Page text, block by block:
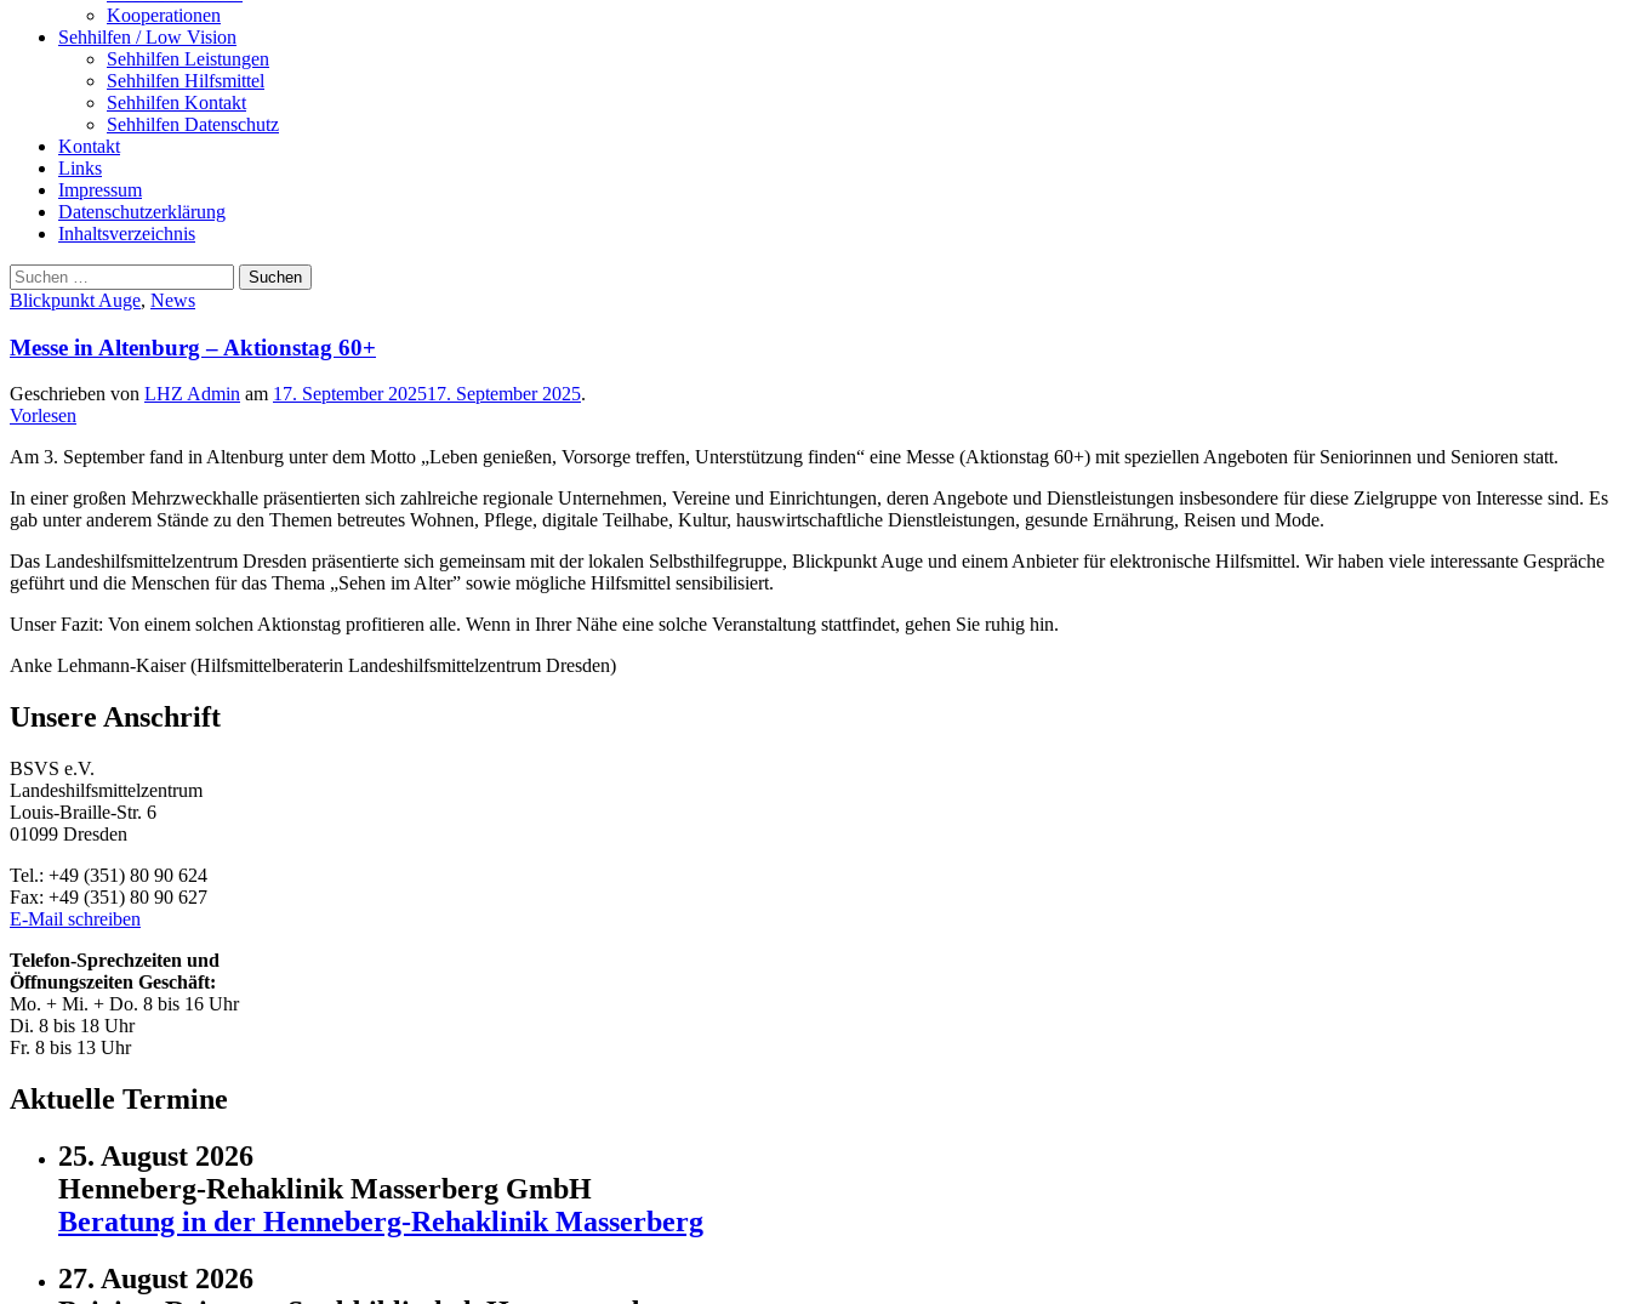
Kooperationen
Sehhilfen / Low Vision
Sehhilfen Leistungen
Sehhilfen Hilfsmittel
Sehhilfen Kontakt
Sehhilfen Datenschutz
Kontakt
Links
Impressum
Datenschutzerklärung
Inhaltsverzeichnis
Suche
Suchen
nach:
Blickpunkt Auge, News
Messe in Altenburg – Aktionstag 60+
Geschrieben von LHZ Admin am 17. September 202517. September 2025.
Vorlesen
Am 3. September fand in Altenburg unter dem Motto „Leben genießen, Vorsorge treffen, Unterstützung finden“ eine Messe (Aktionstag 60+) mit speziellen Angeboten für Seniorinnen und Senioren statt.
In einer großen Mehrzweckhalle präsentierten sich zahlreiche regionale Unternehmen, Vereine und Einrichtungen, deren Angebote und Dienstleistungen insbesondere für diese Zielgruppe von Interesse sind. Es
gab unter anderem Stände zu den Themen betreutes Wohnen, Pflege, digitale Teilhabe, Kultur, hauswirtschaftliche Dienstleistungen, gesunde Ernährung, Reisen und Mode.
Das Landeshilfsmittelzentrum Dresden präsentierte sich gemeinsam mit der lokalen Selbsthilfegruppe, Blickpunkt Auge und einem Anbieter für elektronische Hilfsmittel. Wir haben viele interessante Gespräche
geführt und die Menschen für das Thema „Sehen im Alter” sowie mögliche Hilfsmittel sensibilisiert.
Unser Fazit: Von einem solchen Aktionstag profitieren alle. Wenn in Ihrer Nähe eine solche Veranstaltung stattfindet, gehen Sie ruhig hin.
Anke Lehmann-Kaiser (Hilfsmittelberaterin Landeshilfsmittelzentrum Dresden)
Unsere Anschrift
BSVS e.V.
Landeshilfsmittelzentrum
Louis-Braille-Str. 6
01099 Dresden
Tel.: +49 (351) 80 90 624
Fax: +49 (351) 80 90 627
E-Mail schreiben
Telefon-Sprechzeiten und
Öffnungszeiten Geschäft:
Mo. + Mi. + Do. 8 bis 16 Uhr
Di. 8 bis 18 Uhr
Fr. 8 bis 13 Uhr
Aktuelle Termine
25. August 2026
Henneberg-Rehaklinik Masserberg GmbH
Beratung in der Henneberg-Rehaklinik Masserberg
27. August 2026